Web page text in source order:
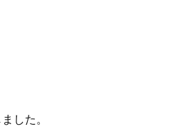
した。